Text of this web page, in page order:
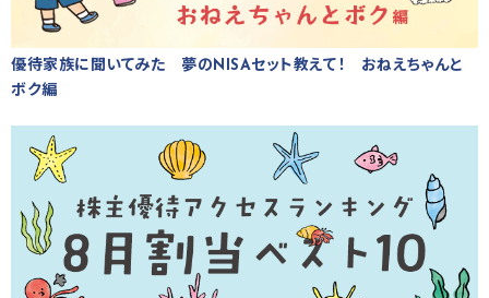
優待家族に聞いてみた 夢のNISAセット教えて！ おねえちゃんと
ボク編